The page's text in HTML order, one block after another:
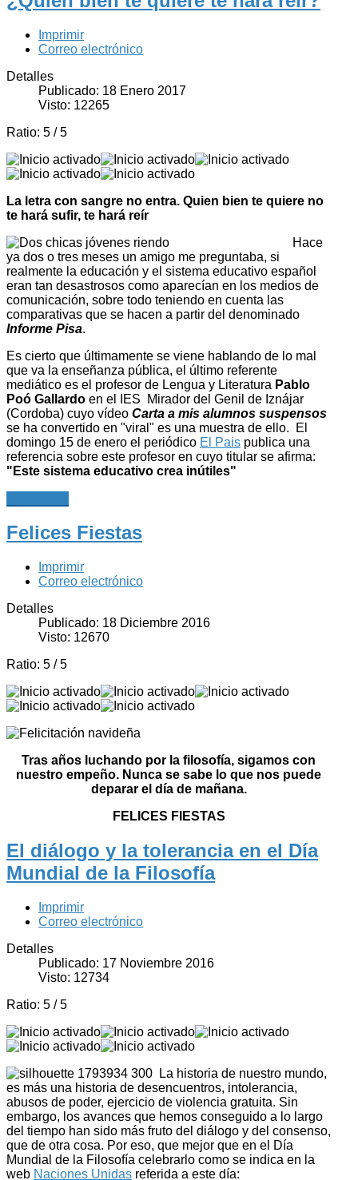
Imprimir
Correo electrónico
Detalles
Publicado: 18 Enero 2017
Visto: 12265
Ratio: 5 /5
La letra con sangre no entra. Quien bien te quiere no
te hará sufir, te hará reír
Hace
ya dos o tres meses un amigo me preguntaba, si
realmente la educación y el sistema educativo español
eran tan desastrosos como aparecían en los medios de
comunicación, sobre todo teniendo en cuenta las
comparativas que se hacen a partir del denominado
Informe Pisa.
Es cierto que últimamente se viene hablando de lo mal
que va la enseñanza pública, el último referente
mediático es el profesor de Lengua y Literatura Pablo
Poó Gallardo en el IES Mirador del Genil de Iznájar
(Cordoba) cuyo vídeo Carta a mis alumnos suspensos
se ha convertido en "viral" es una muestra de ello. El
domingo 15 de enero el periódico El Pais publica una
referencia sobre este profesor en cuyo titular se afirma:
"Este sistema educativo crea inútiles"
Felices Fiestas
Imprimir
Correo electrónico
Detalles
Publicado: 18 Diciembre 2016
Visto: 12670
Ratio: 5 /5
Tras años luchando por la filosofía, sigamos con
nuestro empeño. Nunca se sabe lo que nos puede
deparar el día de mañana.
FELICES FIESTAS
El diálogo y la tolerancia en el Día
Mundial de la Filosofía
Imprimir
Correo electrónico
Detalles
Publicado: 17 Noviembre 2016
Visto: 12734
Ratio: 5 /5
La historia de nuestro mundo,
es más una historia de desencuentros, intolerancia,
abusos de poder, ejercicio de violencia gratuita. Sin
embargo, los avances que hemos conseguido a lo largo
del tiempo han sido más fruto del diálogo y del consenso,
que de otra cosa. Por eso, que mejor que en el Día
Mundial de la Filosofía celebrarlo como se indica en la
web Naciones Unidas referida a este día: